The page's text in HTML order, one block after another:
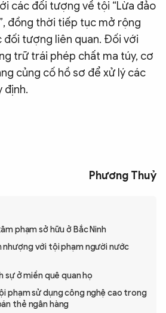
các đối tượng về tội “Lừa đảo
đồng thời tiếp tục mở rộng
đối tượng liên quan. Đối với
trữ trái phép chất ma túy, cơ
củng cố hồ sơ để xử lý các
định.
Phương Thuỷ
phạm sở hữu ở Bắc Ninh
nhượng với tội phạm người nước
sự ở miền quê quan họ
phạm sử dụng công nghệ cao trong
thẻ ngân hàng